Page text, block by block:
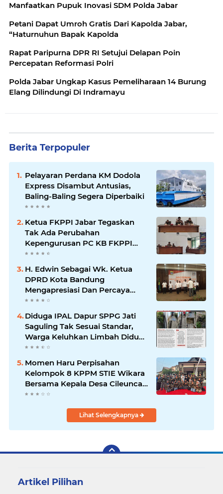
Manfaatkan Pupuk Inovasi SDM Polda Jabar
Petani Dapat Umroh Gratis Dari Kapolda Jabar,
“Haturnuhun Bapak Kapolda
Rapat Paripurna DPR RI Setujui Delapan Poin
Percepatan Reformasi Polri
Polda Jabar Ungkap Kasus Pemeliharaan 14 Burung
Elang Dilindungi Di Indramayu
Berita Terpopuler
Pelayaran Perdana KM Dodola
Express Disambut Antusias,
Baling-Baling Segera Diperbaiki
Ketua FKPPI Jabar Tegaskan
Tak Ada Perubahan
Kepengurusan PC KB FKPPI
Sumedang, Ketua Cabang
Diminta Segera Konsolidasi
H. Edwin Sebagai Wk. Ketua
DPRD Kota Bandung
Mengapresiasi Dan Percaya
Penuh Kepada Kepemimpinan
Merdi Hajiji Sebagai ketua DPD
Lpm Kota Bandung Periode
2021-2026
Diduga IPAL Dapur SPPG Jati
Saguling Tak Sesuai Standar,
Warga Keluhkan Limbah Diduga
Mengalir ke Sungai
Momen Haru Perpisahan
Kelompok 8 KPPM STIE Wikara
Bersama Kepala Desa Cileunca
di Kecamatan Bojong
Lihat Selengkapnya
Artikel Pilihan